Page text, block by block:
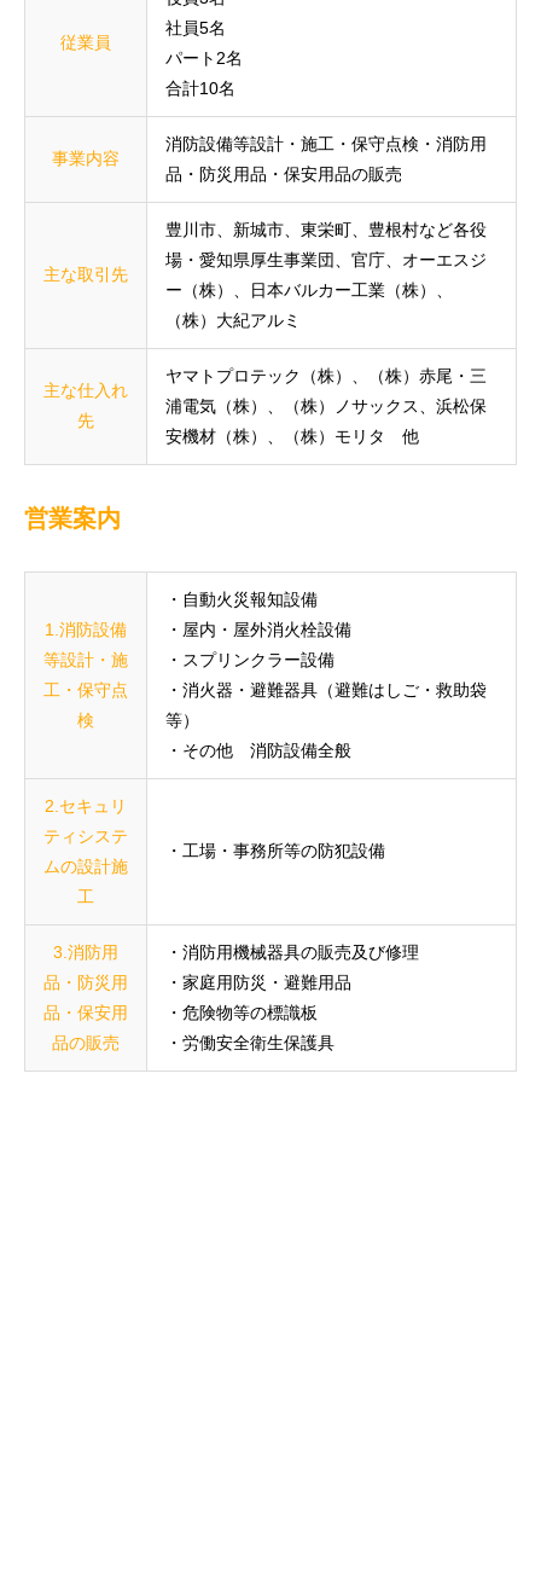
従業員
社員5名
パート2名
合計10名
事業内容
消防設備等設計・施工・保守点検・消防用
品・防災用品・保安用品の販売
主な取引先
豊川市、新城市、東栄町、豊根村など各役
場・愛知県厚生事業団、官庁、オーエスジ
ー（株）、日本バルカー工業（株）、
（株）大紀アルミ
主な仕入れ
先
ヤマトプロテック（株）、（株）赤尾・三
浦電気（株）、（株）ノサックス、浜松保
安機材（株）、（株）モリタ 他
営業案内
1.消防設備
等設計・施
工・保守点
検
・自動火災報知設備
・屋内・屋外消火栓設備
・スプリンクラー設備
・消火器・避難器具（避難はしご・救助袋
等）
・その他 消防設備全般
2.セキュリ
ティシステ
ムの設計施
工
・工場・事務所等の防犯設備
3.消防用
品・防災用
品・保安用
品の販売
・消防用機械器具の販売及び修理
・家庭用防災・避難用品
・危険物等の標識板
・労働安全衛生保護具